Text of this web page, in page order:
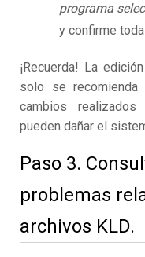
programa
y confirme
¡Recuerda! La
solo se recomienda
cambios
pueden dañar el
Paso 3.
problemas
archivos KLD.